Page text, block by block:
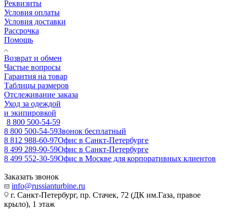
Реквизиты
Условия оплаты
Условия доставки
Рассрочка
Помощь
Возврат и обмен
Частые вопросы
Гарантия на товар
Таблицы размеров
Отслеживание заказа
Уход за одеждой
и экипировкой
8 800 500-54-59
8 800 500-54-59Звонок бесплатный
8 812 988-60-97Офис в Санкт-Петербурге
8 499 289-90-59Офис в Санкт-Петербурге
8 499 552-30-59Офис в Москве для корпоративных клиентов
Заказать звонок
info@russianturbine.ru
г. Санкт-Петербург, пр. Стачек, 72 (ДК им.Газа, правое
крыло), 1 этаж